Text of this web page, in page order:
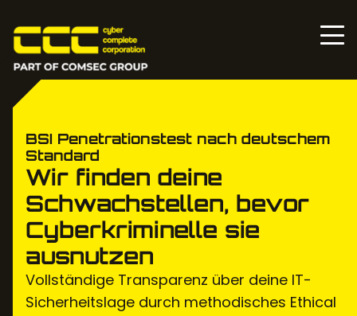
BSI Penetrationstest nach deutschem
Standard
Wir finden deine
Schwachstellen, bevor
Cyberkriminelle sie
ausnutzen
Vollständige Transparenz über deine IT-
Sicherheitslage durch methodisches Ethical